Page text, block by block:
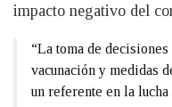
impacto negativo del
“La toma de
vacunación y medidas
un referente en la lucha